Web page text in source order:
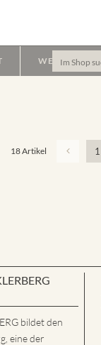
WEINPAKET
18 Artikel 1
bildet den
eine der